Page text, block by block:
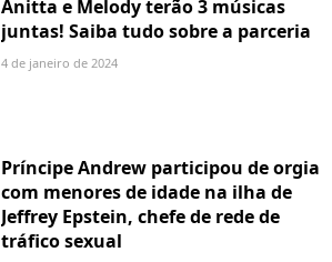
Anitta e Melody terão 3 músicas
juntas! Saiba tudo sobre a parceria
4 de janeiro de 2024
Príncipe Andrew participou de orgia
com menores de idade na ilha de
Jeffrey Epstein, chefe de rede de
tráfico sexual